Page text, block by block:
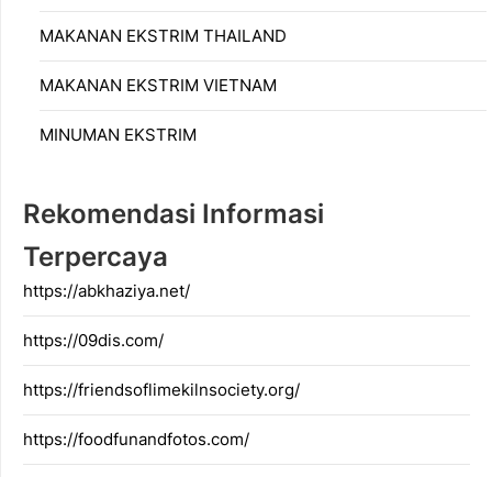
MAKANAN EKSTRIM THAILAND
MAKANAN EKSTRIM VIETNAM
MINUMAN EKSTRIM
Rekomendasi Informasi
Terpercaya
https://abkhaziya.net/
https://09dis.com/
https://friendsoflimekilnsociety.org/
https://foodfunandfotos.com/